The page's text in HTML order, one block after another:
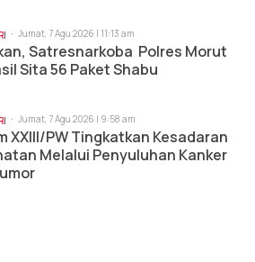
Jumat, 7 Agu 2026 | 11:13 am
Satresnarkoba Polres Morut
Sita 56 Paket Shabu
Jumat, 7 Agu 2026 | 9:58 am
XXIII/PW Tingkatkan Kesadaran
Melalui Penyuluhan Kanker